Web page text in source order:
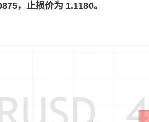
，止损价为 1.1180。